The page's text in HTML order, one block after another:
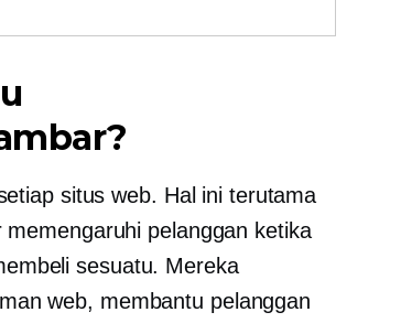
situs web. Hal ini terutama
pelanggan ketika
sesuatu. Mereka
web, membantu pelanggan